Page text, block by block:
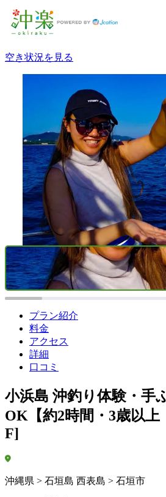
空き状況を見る
プラン紹介
料金
アクセス
詳細
口コミ
小浜島 沖釣り体験・手
OK【約2時間・3歳以上
F]
沖縄県 > 石垣島 西表島 > 石垣市